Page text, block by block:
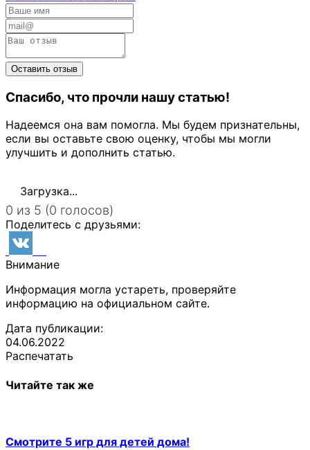
Спасибо, что прочли нашу статью!
Надеемся она вам помогла. Мы будем признательны,
если вы оставьте свою оценку, чтобы мы могли
улучшить и дополнить статью.
Загрузка...
0 из 5 (0 голосов)
Поделитесь с друзьями:
Внимание
Информация могла устареть, проверяйте
информацию на официальном сайте.
Дата публикации:
04.06.2022
Распечатать
Читайте так же
Смотрите 5 игр для детей дома!